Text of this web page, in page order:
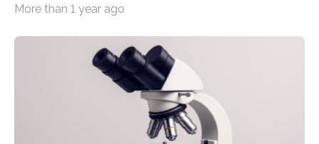
hochrangige wissenschaftliche Publikation zum Thema
Schlaganfall“ mit Sitz in Würzburg fördert die
Schlaganfallforschung, um die Behandlung der
Betroffenen zu verbessern. Dazu schreibt sie auch in
diesem Jahr wieder deutschlandweit den Hentschel-
Preis aus. Er richtet sich gezielt an jüngere
Forscherinnen und Forscher unter 40 Jahren. Geehrt
More than 1 year ago